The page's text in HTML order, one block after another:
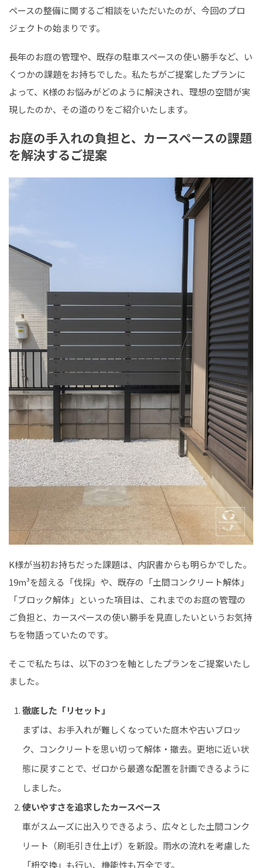
ペースの整備に関するご相談をいただいたのが、今回のプロ
ジェクトの始まりです。
長年のお庭の管理や、既存の駐車スペースの使い勝手など、い
くつかの課題をお持ちでした。私たちがご提案したプランに
よって、K様のお悩みがどのように解決され、理想の空間が実
現したのか、その道のりをご紹介いたします。
お庭の手入れの負担と、カースペースの課題
を解決するご提案
K様が当初お持ちだった課題は、内訳書からも明らかでした。
19m³を超える「伐採」や、既存の「土間コンクリート解体」
「ブロック解体」といった項目は、これまでのお庭の管理の
ご負担と、カースペースの使い勝手を見直したいというお気持
ちを物語っていたのです。
そこで私たちは、以下の3つを軸としたプランをご提案いたし
ました。
徹底した「リセット」
まずは、お手入れが難しくなっていた庭木や古いブロッ
ク、コンクリートを思い切って解体・撤去。更地に近い状
態に戻すことで、ゼロから最適な配置を計画できるように
しました。
使いやすさを追求したカースペース
車がスムーズに出入りできるよう、広々とした土間コンク
リート（刷毛引き仕上げ）を新設。雨水の流れを考慮した
「枡交換」も行い、機能性も万全です。